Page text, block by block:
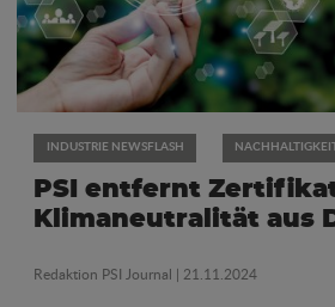
INDUSTRIE NEWSFLASH
PSI entfernt
Klimaneutralität aus
Redaktion PSI Journal | 21.11.2024